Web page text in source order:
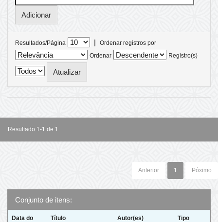
Resultados/Página |
Ordenar registros por
Ordenar
Registro(s)
Resultado 1-1 de 1.
Anterior 1 Póximo
Conjunto de itens:
Data do
Título Autor(es) Tipo